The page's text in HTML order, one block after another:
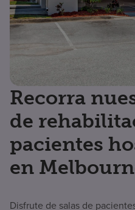
Recorra
de
pacientes
en
Disfrute de salas de